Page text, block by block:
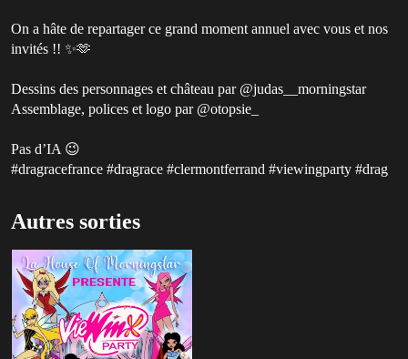
On a hâte de repartager ce grand moment annuel avec vous et nos
invités !! ✨🫶
Dessins des personnages et château par @judas__morningstar
Assemblage, polices et logo par @otopsie_
Pas d’IA 😉
#dragracefrance #dragrace #clermontferrand #viewingparty #drag
Autres sorties